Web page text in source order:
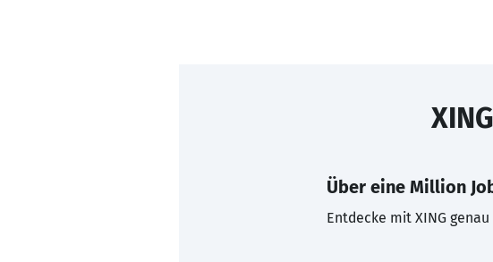
Über eine Million
Entdecke mit XING